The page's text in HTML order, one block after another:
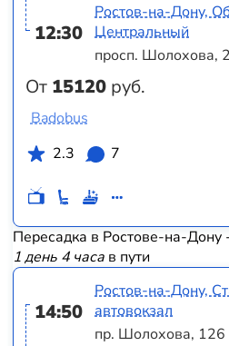
12:30
От 15120 руб.
Ростов-на-Дону,
Центральный
просп. Шолохова,
Badobus
2.3
7
Пересадка в Ростове-на-Дону
1 день 4 часав пути
14:50
Ростов-на-Дону,
автовокзал
пр. Шолохова, 126